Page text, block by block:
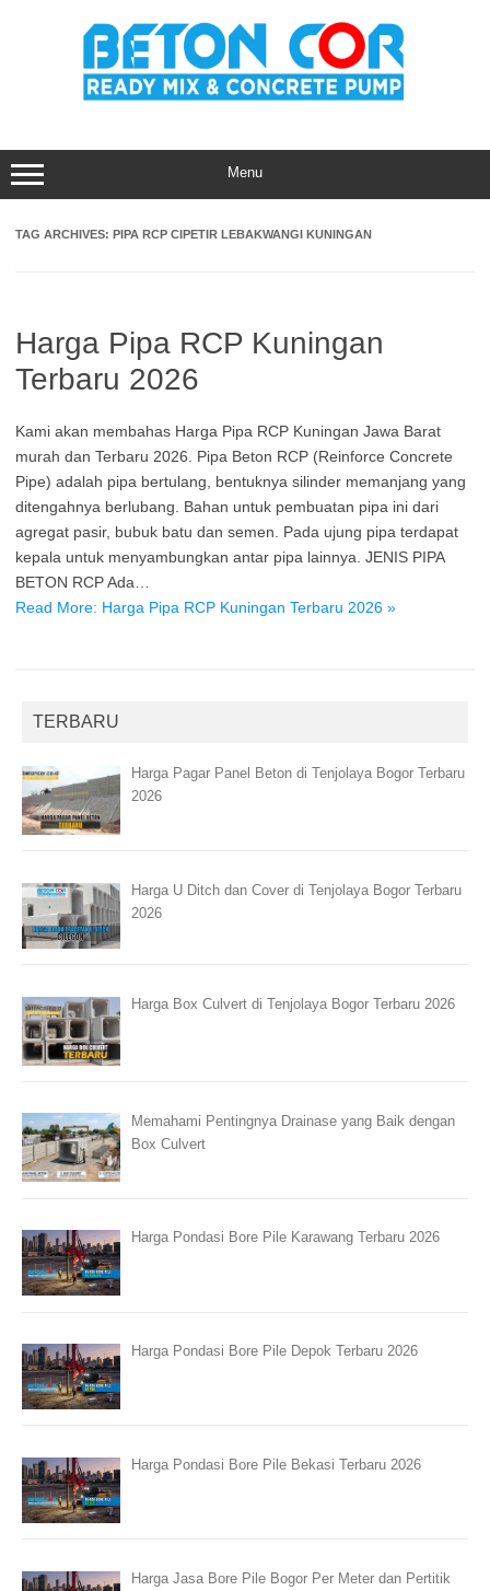
Menu
TAG ARCHIVES: PIPA RCP CIPETIR LEBAKWANGI KUNINGAN
Harga Pipa RCP Kuningan
Terbaru 2026
Kami akan membahas Harga Pipa RCP Kuningan Jawa Barat
murah dan Terbaru 2026. Pipa Beton RCP (Reinforce Concrete
Pipe) adalah pipa bertulang, bentuknya silinder memanjang yang
ditengahnya berlubang. Bahan untuk pembuatan pipa ini dari
agregat pasir, bubuk batu dan semen. Pada ujung pipa terdapat
kepala untuk menyambungkan antar pipa lainnya. JENIS PIPA
BETON RCP Ada…
Read More: Harga Pipa RCP Kuningan Terbaru 2026 »
TERBARU
Harga Pagar Panel Beton di Tenjolaya Bogor Terbaru
2026
Harga U Ditch dan Cover di Tenjolaya Bogor Terbaru
2026
Harga Box Culvert di Tenjolaya Bogor Terbaru 2026
Memahami Pentingnya Drainase yang Baik dengan
Box Culvert
Harga Pondasi Bore Pile Karawang Terbaru 2026
Harga Pondasi Bore Pile Depok Terbaru 2026
Harga Pondasi Bore Pile Bekasi Terbaru 2026
Harga Jasa Bore Pile Bogor Per Meter dan Pertitik